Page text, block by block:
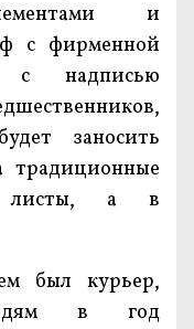
и
с фирменной
с надписью
заносить
традиционные
листы, а в
был курьер,
в год